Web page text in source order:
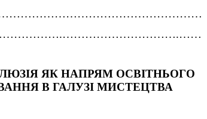
………………………………………………………
ЯК НАПРЯМ ОСВІТНЬОГО
В ГАЛУЗІ МИСТЕЦТВА